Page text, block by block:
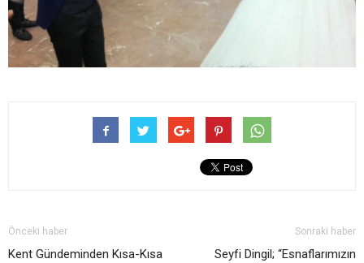
Önceki haber
Kent Gündeminden Kısa-Kısa
Sonraki haber
Seyfi Dingil; “Esnaflarımızın